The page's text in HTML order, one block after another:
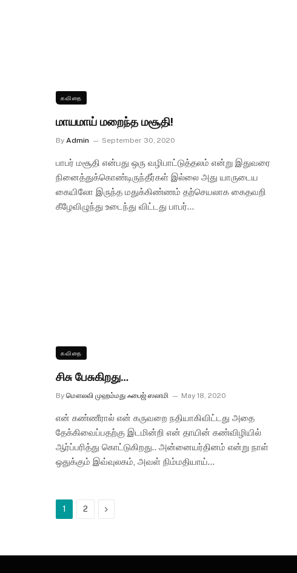
கவிதை
மாயமாய் மறைந்த மசூதி!
By Admin September 30, 2020
பாபர் மசூதி என்பது ஒரு வழிபாட்டுத்தலம் என்று இதுவரை
நினைத்துக்கொண்டிருந்தீர்கள் இல்லை அது யாருடைய
கையிலோ இருந்த மதுக்கிண்ணம் தற்செயலாக கைதவறி
கீழேவிழுந்து உடைந்து விட்டது பாபர்…
கவிதை
சிசு பேசுகிறது…
By மௌலவி முஹம்மது ஃபைஜ் ஸலாமி May 18, 2020
என் கண்ணீரால் என் கருவறை நதியாகிவிட்டது அதை
தேக்கிவைப்பதற்கு இடமின்றி என் தாயின் கண்விழியில்
ஆர்ப்பரித்து கொட்டுகிறது.. அன்னையர்தினம் என்று நாள்
ஒதுக்கும் இவ்வுலகம், அவள் நிம்மதியாய்…
1 2 Next